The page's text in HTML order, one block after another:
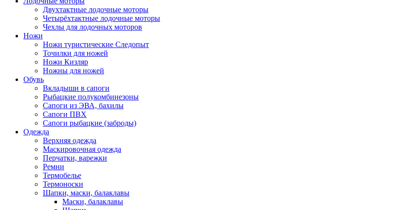
Двухтактные лодочные моторы
Четырёхтактные лодочные моторы
Чехлы для лодочных моторов
Ножи
Ножи туристические Следопыт
Точилки для ножей
Ножи Кизляр
Ножны для ножей
Обувь
Вкладыши в сапоги
Рыбацкие полукомбинезоны
Сапоги из ЭВА, бахилы
Сапоги ПВХ
Сапоги рыбацкие (заброды)
Одежда
Верхняя одежда
Маскировочная одежда
Перчатки, варежки
Ремни
Термобелье
Термоноски
Шапки, маски, балаклавы
Маски, балаклавы